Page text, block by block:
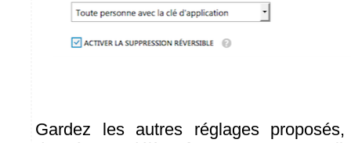
Gardez les autres réglages